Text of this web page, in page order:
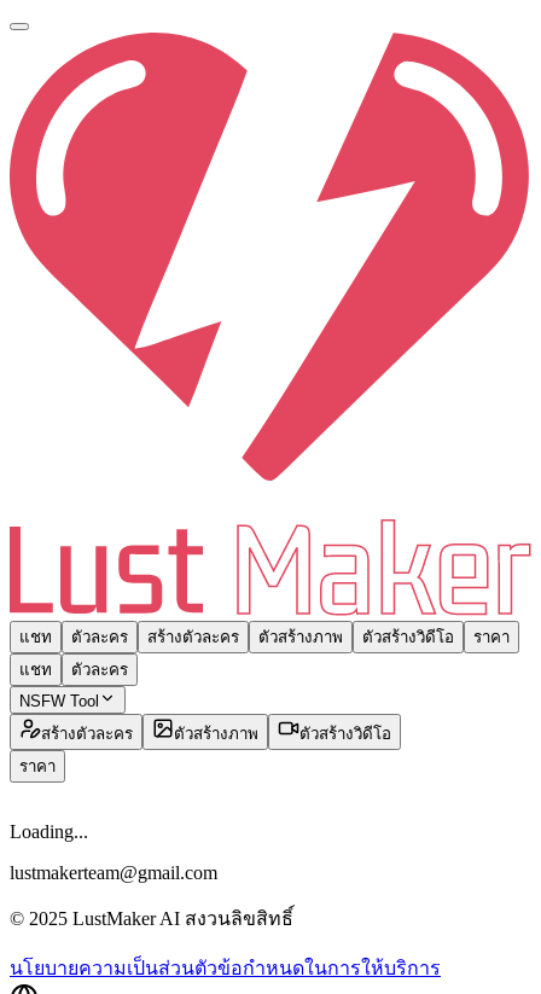
แชท ตัวละคร สร้างตัวละคร ตัวสร้างภาพ ตัวสร้างวิดีโอ
ราคา
แชท
ตัวละคร
NSFW Tool
สร้างตัวละคร
ตัวสร้างภาพ
ตัวสร้างวิดีโอ
ราคา
Loading...
lustmakerteam@gmail.com
© 2025 LustMaker AI สงวนลิขสิทธิ์
นโยบายความเป็นส่วนตัวข้อกำหนดในการให้บริการ